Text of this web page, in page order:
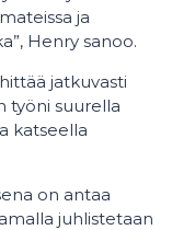
ja
Henry sanoo.
jatkuvasti
työni suurella
katseella
on antaa
juhlistetaan